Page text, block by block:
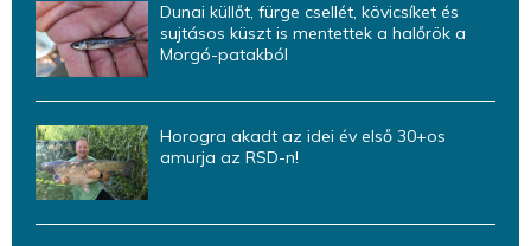
Dunai küllőt, fürge csellét, kövicsíket és
sujtásos küszt is mentettek a halőrök a
Morgó-patakból
Horogra akadt az idei év első 30+os
amurja az RSD-n!